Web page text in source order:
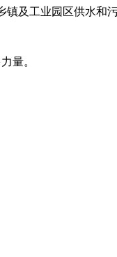
镇及工业园区供水和
量。